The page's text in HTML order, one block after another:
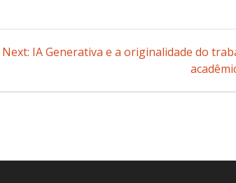
Next: Next
IA Generativa e a originalidade do